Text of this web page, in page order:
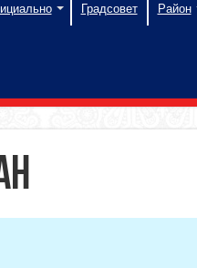
Градсовет Район